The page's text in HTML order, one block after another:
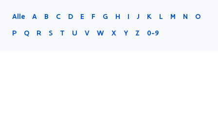
Alle A B C D E F G H I J K L M N
O
P
Q R S T U V W X Y Z 0-9